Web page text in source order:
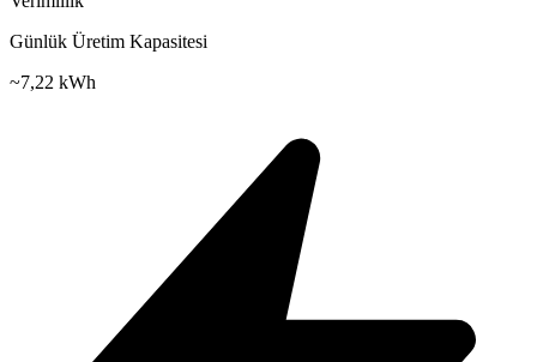
Günlük Üretim Kapasitesi
~7,22 kWh